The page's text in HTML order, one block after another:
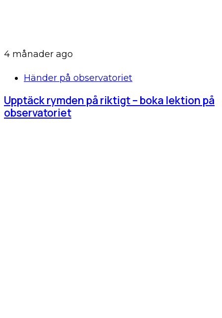
4 månader ago
Händer på observatoriet
Upptäck rymden på riktigt – boka lektion på
observatoriet